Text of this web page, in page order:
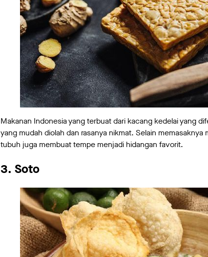
Makanan Indonesia yang terbuat dari kacang kedelai yang
yang mudah diolah dan rasanya nikmat. Selain
tubuh juga membuat tempe menjadi hidangan favorit.
3. Soto